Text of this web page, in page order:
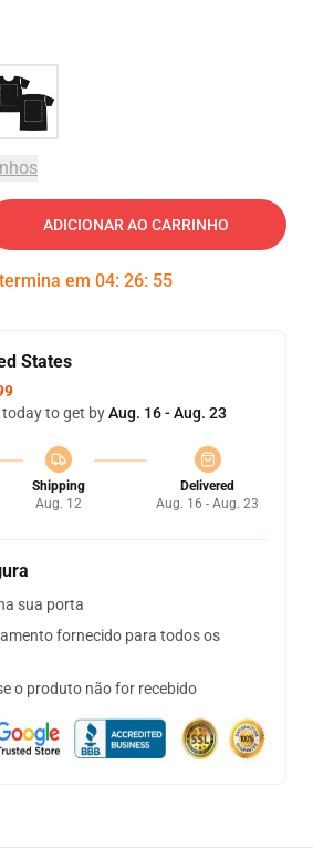
ADICIONAR AO CARRINHO
em 04: 26: 54
States
to get byAug. 16 - Aug. 23
Shipping
Aug. 12
Delivered
Aug. 16 - Aug. 23
sua porta
fornecido para todos os
o produto não for recebido